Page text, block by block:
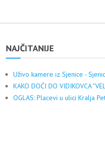
NAJČITANIJE
Uživo kamere iz Sjenice -
KAKO DOĆI DO VIDIKOVCA
OGLAS: Placevi u ulici Kralja